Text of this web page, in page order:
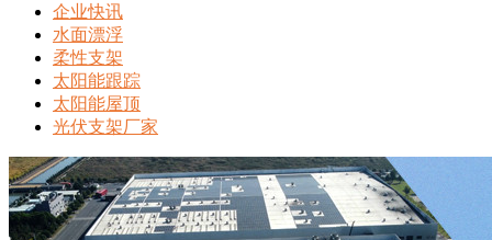
企业快讯
水面漂浮
柔性支架
太阳能跟踪
太阳能屋顶
光伏支架厂家